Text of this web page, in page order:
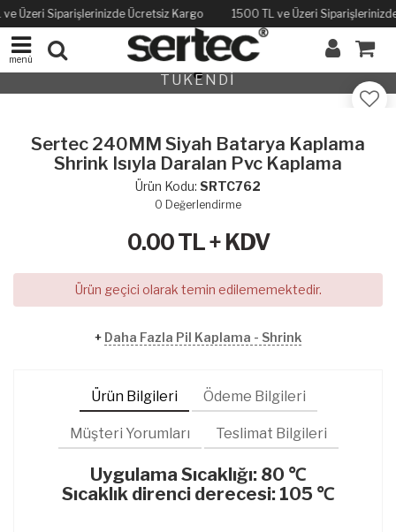
Üzeri Siparişlerinizde Ücretsiz Kargo 1500 TL ve Üzeri
menü
TÜKENDİ
Sertec 240MM Siyah Batarya Kaplama
Shrink Isıyla Daralan Pvc Kaplama
Ürün Kodu: SRTC762
0 Değerlendirme
0.00TL + KDV
Ürün geçici olarak temin edilememektedir.
+ Daha Fazla Pil Kaplama - Shrink
Ürün Bilgileri Ödeme Bilgileri
Müşteri Yorumları Teslimat Bilgileri
Uygulama Sıcaklığı: 80 ℃
Sıcaklık direnci derecesi: 105 ℃